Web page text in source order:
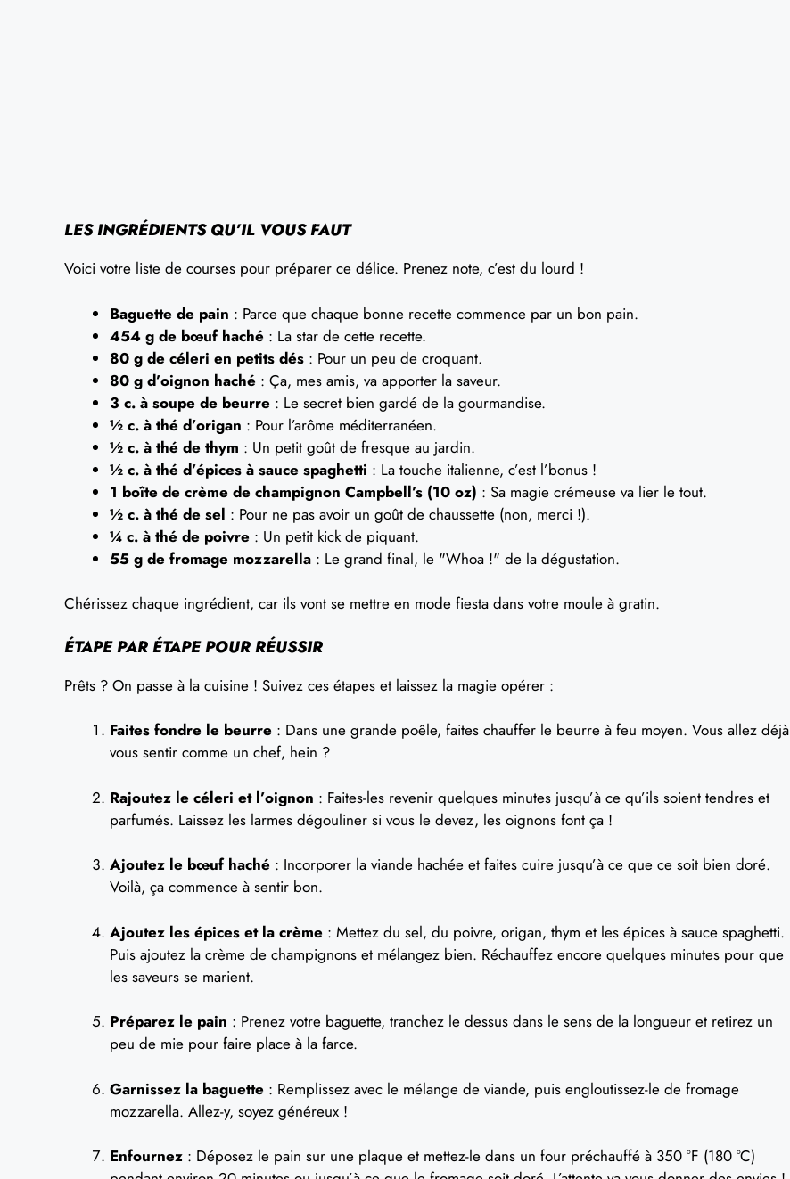
LES INGRÉDIENTS QU’IL VOUS FAUT
Voici votre liste de courses pour préparer ce délice. Prenez note, c’est du lourd !
Baguette de pain : Parce que chaque bonne recette commence par un bon pain.
454 g de bœuf haché : La star de cette recette.
80 g de céleri en petits dés : Pour un peu de croquant.
80 g d’oignon haché : Ça, mes amis, va apporter la saveur.
3 c. à soupe de beurre : Le secret bien gardé de la gourmandise.
½ c. à thé d’origan : Pour l’arôme méditerranéen.
½ c. à thé de thym : Un petit goût de fresque au jardin.
½ c. à thé d’épices à sauce spaghetti : La touche italienne, c’est l’bonus !
1 boîte de crème de champignon Campbell’s (10 oz) : Sa magie crémeuse va lier le tout.
½ c. à thé de sel : Pour ne pas avoir un goût de chaussette (non, merci !).
¼ c. à thé de poivre : Un petit kick de piquant.
55 g de fromage mozzarella : Le grand final, le "Whoa !" de la dégustation.
Chérissez chaque ingrédient, car ils vont se mettre en mode fiesta dans votre moule à gratin.
ÉTAPE PAR ÉTAPE POUR RÉUSSIR
Prêts ? On passe à la cuisine ! Suivez ces étapes et laissez la magie opérer :
Faites fondre le beurre : Dans une grande poêle, faites chauffer le beurre à feu moyen. Vous allez déjà
vous sentir comme un chef, hein ?
Rajoutez le céleri et l’oignon : Faites-les revenir quelques minutes jusqu’à ce qu’ils soient tendres et
parfumés. Laissez les larmes dégouliner si vous le devez, les oignons font ça !
Ajoutez le bœuf haché : Incorporer la viande hachée et faites cuire jusqu’à ce que ce soit bien doré.
Voilà, ça commence à sentir bon.
Ajoutez les épices et la crème : Mettez du sel, du poivre, origan, thym et les épices à sauce spaghetti.
Puis ajoutez la crème de champignons et mélangez bien. Réchauffez encore quelques minutes pour que
les saveurs se marient.
Préparez le pain : Prenez votre baguette, tranchez le dessus dans le sens de la longueur et retirez un
peu de mie pour faire place à la farce.
Garnissez la baguette : Remplissez avec le mélange de viande, puis engloutissez-le de fromage
mozzarella. Allez-y, soyez généreux !
Enfournez : Déposez le pain sur une plaque et mettez-le dans un four préchauffé à 350 °F (180 °C)